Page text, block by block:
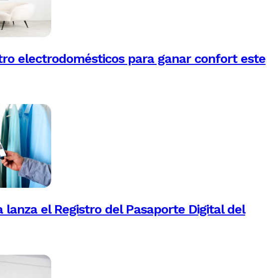
electrodomésticos para ganar confort este
lanza el Registro del Pasaporte Digital del